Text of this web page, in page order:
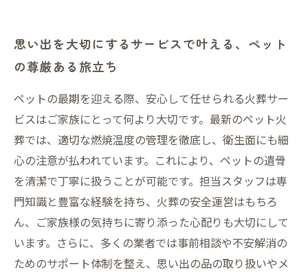
思い出を大切にするサービスで叶える、ペット
の尊厳ある旅立ち
ペットの最期を迎える際、安心して任せられる火葬サー
ビスはご家族にとって何より大切です。最新のペット火
葬では、適切な燃焼温度の管理を徹底し、衛生面にも細
心の注意が払われています。これにより、ペットの遺骨
を清潔で丁寧に扱うことが可能です。担当スタッフは専
門知識と豊富な経験を持ち、火葬の安全運営はもちろ
ん、ご家族様の気持ちに寄り添った心配りも大切にして
います。さらに、多くの業者では事前相談や不安解消の
ためのサポート体制を整え、思い出の品の取り扱いやメ